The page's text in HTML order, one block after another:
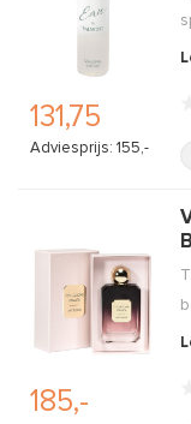
131,75
Adviesprijs: 155,-
185,-